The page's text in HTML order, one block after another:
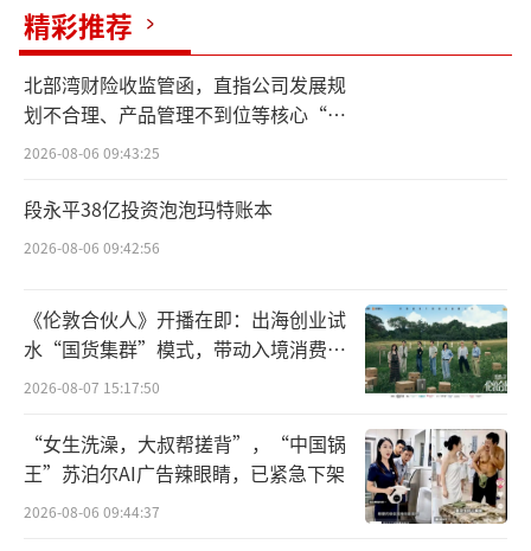
政策优化后，申请同等贷款额度，月偿还
金额下降，有效减轻借款人还款压力。例如，
购买一套完成老旧小区改造的1987年砖混住
房。按原政策，在符合其他贷款条件的情况
下，借款人最长可申请的贷款期限为10年，如
贷款120万元，每月的最低还款额为6085元。
此次政策优化后，在贷款条件不变的情况下，
款120万元，月最低还款额为4601元，每月可
节省月供1484元，有效降低借款人还款负担。
（责任编辑：zx0600）
精彩推荐
北部湾财险收监管函，直指公司发展规
划不合理、产品管理不到位等核心“痛
点”
2026-08-06 09:43:25
段永平38亿投资泡泡玛特账本
2026-08-06 09:42:56
《伦敦合伙人》开播在即：出海创业试
水“国货集群”模式，带动入境消费反
向种草
2026-08-07 15:17:50
“女生洗澡，大叔帮搓背”，“中国锅
王”苏泊尔AI广告辣眼睛，已紧急下架
2026-08-06 09:44:37